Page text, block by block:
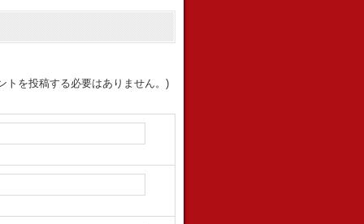
トを投稿する必要はありません。)